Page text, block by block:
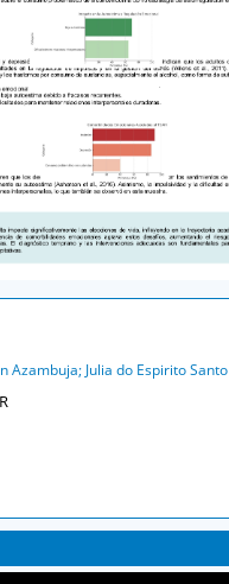
Azambuja; Julia do Espirito Santo